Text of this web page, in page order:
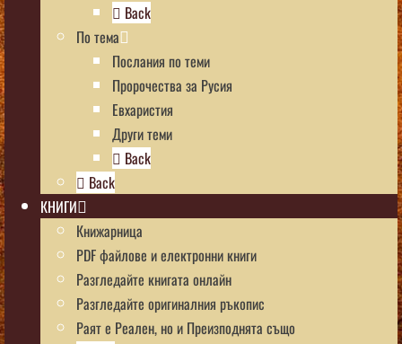
Back
По тема
Послания по теми
Пророчества за Русия
Евхаристия
Други теми
Back
Back
КНИГИ
Книжарница
PDF файлове и електронни книги
Разгледайте книгата онлайн
Разгледайте оригиналния ръкопис
Раят е Реален, но и Преизподнята също